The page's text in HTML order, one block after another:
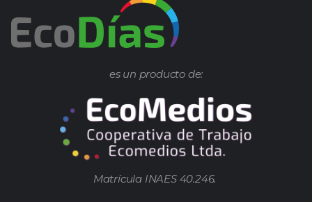
es un producto de:
Matrícula INAES 40.246.